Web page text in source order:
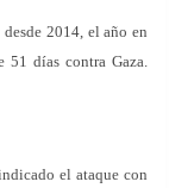
2014, el año en
51 días contra Gaza.
el ataque con